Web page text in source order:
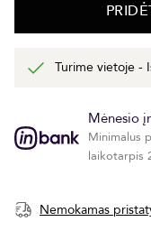
Turime vietoje -
Mėnesio
Minimalus
laikotarpis
Nemokamas